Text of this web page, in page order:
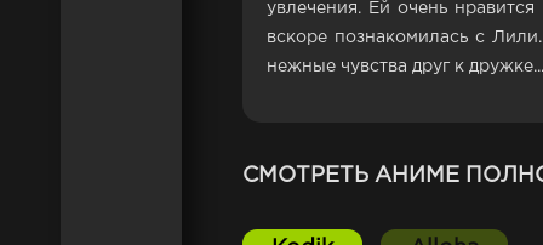
увлечения. Ей очень
вскоре познакомилась с
нежные чувства друг к дружке...
СМОТРЕТЬ АНИМЕ